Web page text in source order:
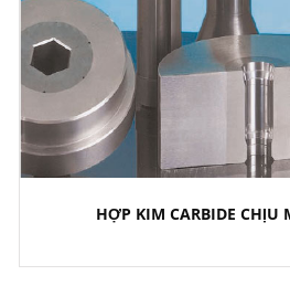
HỢP KIM CARBIDE CHỊU